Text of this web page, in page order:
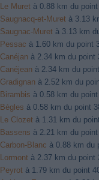
Le Muret à 0.88 km du
Saugnacq-et-Muret à 3.13
Saugnac-Muret à 3.13 km
Pessac à 1.60 km du point
Canéjan à 2.34 km du point
Canéjean à 2.34 km du
Gradignan à 2.52 km du
Birambis à 0.58 km du
Bègles à 0.58 km du point
Le Clozet à 1.31 km du
Bassens à 2.21 km du
Carbon-Blanc à 0.88 km du
Lormont à 2.37 km du point
Peyrot à 1.79 km du point